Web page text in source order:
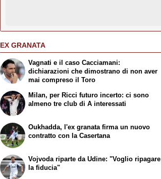
EX GRANATA
Vagnati e il caso Cacciamani:
dichiarazioni che dimostrano di non aver
mai compreso il Toro
Milan, per Ricci futuro incerto: ci sono
almeno tre club di A interessati
Oukhadda, l'ex granata firma un nuovo
contratto con la Casertana
Vojvoda riparte da Udine: "Voglio ripagare
la fiducia"